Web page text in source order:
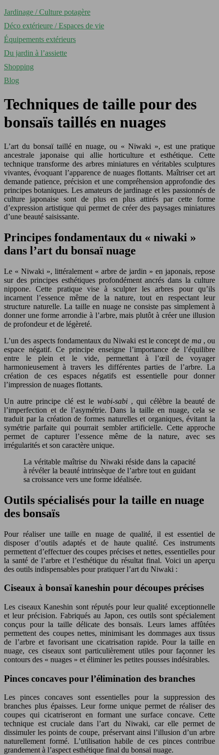
Jardinage / Culture potagère
Déco extérieure / Espaces de vie
Équipements extérieurs
Du jardin à l’assiette
Shopping
Blog
Techniques de taille pour des
bonsaïs taillés en nuages
L’art du bonsaï taillé en nuage, ou « Niwaki », est une pratique
ancestrale japonaise qui allie horticulture et esthétique. Cette
technique transforme des arbres miniatures en véritables sculptures
vivantes, évoquant l’apparence de nuages flottants. Maîtriser cet art
demande patience, précision et une compréhension approfondie des
principes botaniques. Les amateurs de jardinage et les passionnés de
culture japonaise sont de plus en plus attirés par cette forme
d’expression artistique qui permet de créer des paysages miniatures
d’une beauté saisissante.
Principes fondamentaux du « niwaki »
dans l’art du bonsaï nuage
Le « Niwaki », littéralement « arbre de jardin » en japonais, repose
sur des principes esthétiques profondément ancrés dans la culture
nippone. Cette pratique vise à sculpter les arbres pour qu’ils
incarnent l’essence même de la nature, tout en respectant leur
structure naturelle. La taille en nuage ne consiste pas simplement à
donner une forme arrondie à l’arbre, mais plutôt à créer une illusion
de profondeur et de légèreté.
L’un des aspects fondamentaux du Niwaki est le concept de ma , ou
espace négatif. Ce principe enseigne l’importance de l’équilibre
entre le plein et le vide, permettant à l’œil de voyager
harmonieusement à travers les différentes parties de l’arbre. La
création de ces espaces négatifs est essentielle pour donner
l’impression de nuages flottants.
Un autre principe clé est le wabi-sabi , qui célèbre la beauté de
l’imperfection et de l’asymétrie. Dans la taille en nuage, cela se
traduit par la création de formes naturelles et organiques, évitant la
symétrie parfaite qui pourrait sembler artificielle. Cette approche
permet de capturer l’essence même de la nature, avec ses
irrégularités et son caractère unique.
La véritable maîtrise du Niwaki réside dans la capacité
à révéler la beauté intrinsèque de l’arbre tout en guidant
sa croissance vers une forme idéalisée.
Outils spécialisés pour la taille en nuage
des bonsaïs
Pour réaliser une taille en nuage de qualité, il est essentiel de
disposer d’outils adaptés et de haute qualité. Ces instruments
permettent d’effectuer des coupes précises et nettes, essentielles pour
la santé de l’arbre et l’esthétique du résultat final. Voici un aperçu
des outils indispensables pour pratiquer l’art du Niwaki :
Ciseaux à bonsaï kaneshin pour découpes précises
Les ciseaux Kaneshin sont réputés pour leur qualité exceptionnelle
et leur précision. Fabriqués au Japon, ces outils sont spécialement
conçus pour la taille délicate des bonsaïs. Leurs lames affûtées
permettent des coupes nettes, minimisant les dommages aux tissus
de l’arbre et favorisant une cicatrisation rapide. Pour la taille en
nuage, ces ciseaux sont particulièrement utiles pour façonner les
contours des « nuages » et éliminer les petites pousses indésirables.
Pinces concaves pour l’élimination des branches
Les pinces concaves sont essentielles pour la suppression des
branches plus épaisses. Leur forme unique permet de réaliser des
coupes qui cicatriseront en formant une surface concave. Cette
technique est cruciale dans l’art du Niwaki, car elle permet de
dissimuler les points de coupe, préservant ainsi l’illusion d’un arbre
naturellement formé. L’utilisation habile de ces pinces contribue
grandement à l’aspect esthétique final du bonsaï nuage.